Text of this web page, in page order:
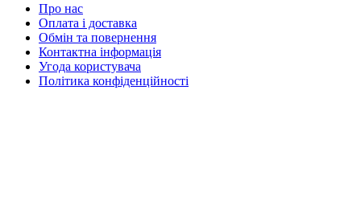
Про нас
Оплата і доставка
Обмін та повернення
Контактна інформація
Угода користувача
Політика конфіденційності